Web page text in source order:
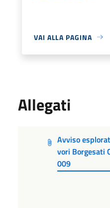
VAI ALLA PAGINA
Allegati
Avviso
vori Borgesati
009